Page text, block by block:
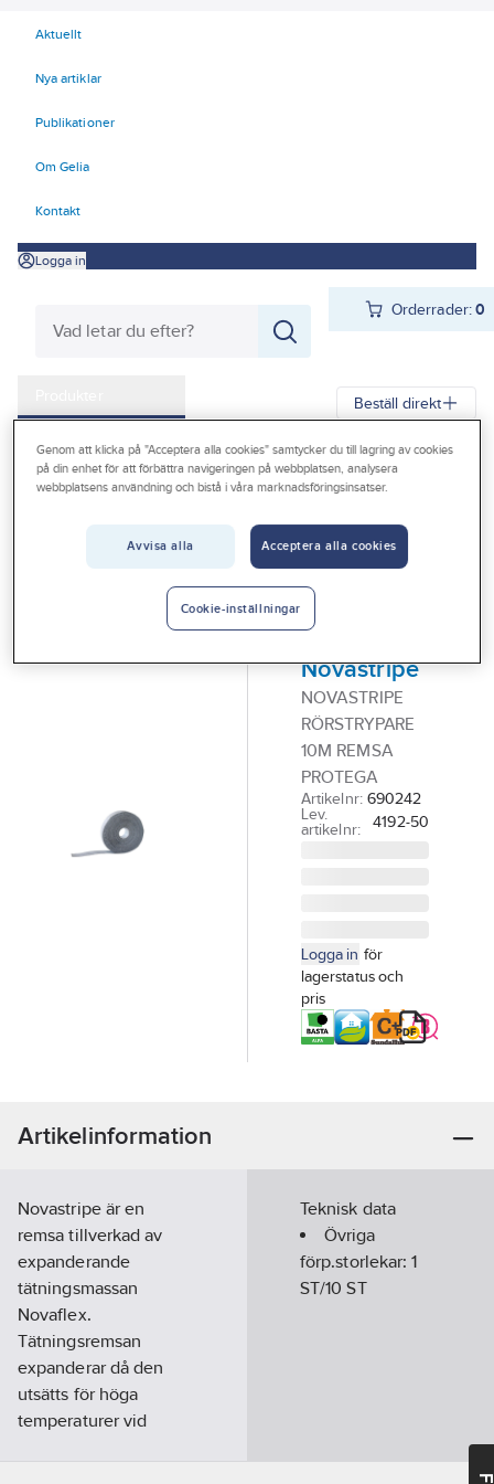
Aktuellt
Nya artiklar
Publikationer
Om Gelia
Kontakt
Logga in
Orderrader:0
Outlet
Beställ direkt
Gelia Produkter Värme & Sanitet
Inomhusavlopp
Inomhusavloppssystem
Tillbehör för inomhusavlopp
PROTEGA
Brandtejp
Protega
Novastripe
NOVASTRIPE
RÖRSTRYPARE
10M REMSA
PROTEGA
Artikelnr: 690242
Lev.
artikelnr:
4192-50
Logga in för
lagerstatus och
pris
Artikelinformation
Novastripe är en
remsa tillverkad av
expanderande
tätningsmassan
Novaflex.
Tätningsremsan
expanderar då den
utsätts för höga
temperaturer vid
Teknisk data
Övriga
förp.storlekar:1
ST/10 ST
Genom att klicka på "Acceptera alla cookies" samtycker du till lagring av cookies
på din enhet för att förbättra navigeringen på webbplatsen, analysera
webbplatsens användning och bistå i våra marknadsföringsinsatser.
Avvisa alla Acceptera alla cookies
Cookie-inställningar